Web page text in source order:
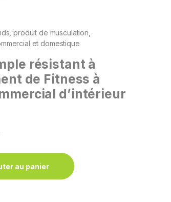
produit de musculation,
et domestique
résistant à
de Fitness à
d’intérieur
au panier